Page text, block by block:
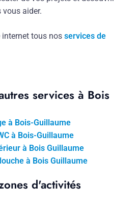
aider.
internet tous nos services de
services à Bois
à Bois-Guillaume
à Bois-Guillaume
à Bois Guillaume
à Bois Guillaume
d'activités